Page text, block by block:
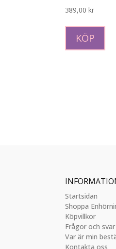
389,00kr
KÖP
Startsidan
Shoppa
Köpvillkor
Frågor och svar
Var är min
Kontakta oss